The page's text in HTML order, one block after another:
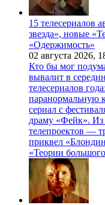
15 телесериалов
звезда», новые
«Одержимость»
02 августа 2026,
Кто бы мог
вывалит в
телесериалов
паранормальную
сериал с
драму «Фейк».
телепроектов —
приквел
«Теории